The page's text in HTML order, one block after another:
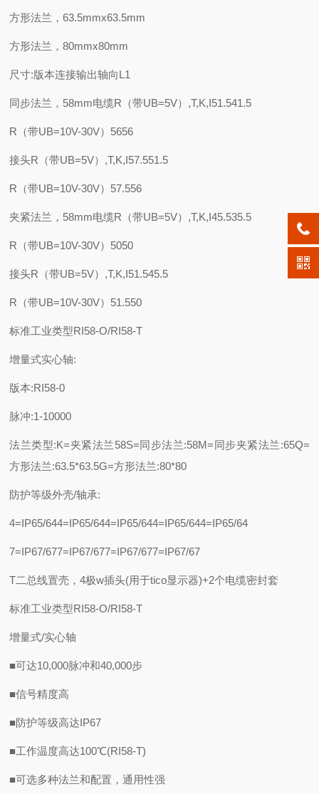
方形法兰，63.5mmx63.5mm
方形法兰，80mmx80mm
尺寸:版本连接输出轴向L1
同步法兰，58mm电缆R（带UB=5V）,T,K,I51.541.5
R（带UB=10V-30V）5656
接头R（带UB=5V）,T,K,I57.551.5
R（带UB=10V-30V）57.556
夹紧法兰，58mm电缆R（带UB=5V）,T,K,I45.535.5
R（带UB=10V-30V）5050
接头R（带UB=5V）,T,K,I51.545.5
R（带UB=10V-30V）51.550
标准工业类型RI58-O/RI58-T
增量式实心轴:
版本:RI58-0
脉冲:1-10000
法兰类型:K=夹紧法兰58S=同步法兰:58M=同步夹紧法兰:65Q=
方形法兰:63.5*63.5G=方形法兰:80*80
防护等级外壳/轴承:
4=IP65/644=IP65/644=IP65/644=IP65/644=IP65/64
7=IP67/677=IP67/677=IP67/677=IP67/67
T二总线置壳，4极w插头(用于tico显示器)+2个电缆密封套
标准工业类型RI58-O/RI58-T
增量式/实心轴
■可达10,000脉冲和40,000步
■信号精度高
■防护等级高达IP67
■工作温度高达100℃(RI58-T)
■可选多种法兰和配置，通用性强